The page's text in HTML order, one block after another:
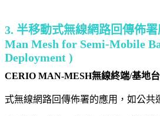
3. 半移動式無線網路回傳佈
Man Mesh for Semi-Mobile
Deployment )
CERIO MAN-MESH無線終端/基地台
式無線網路回傳佈署的應用，如公共